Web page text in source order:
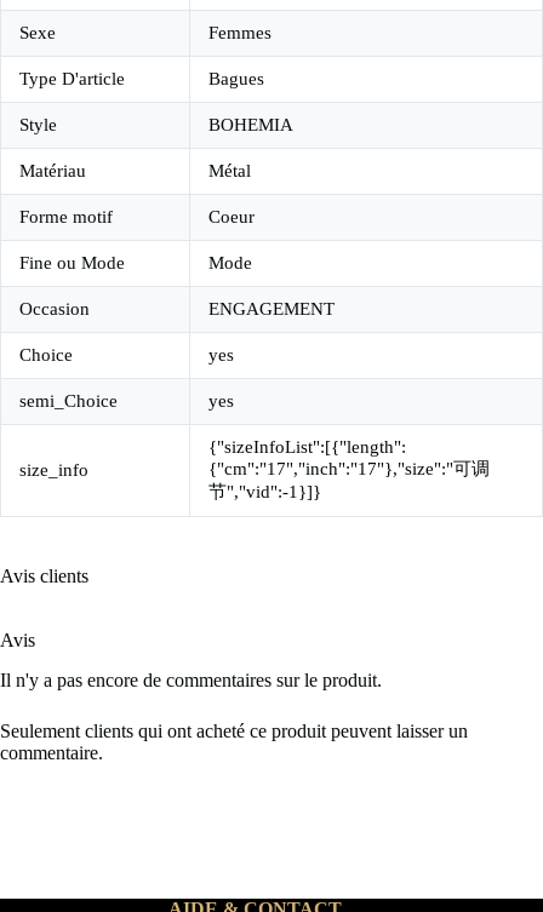
Sexe Femmes
Type D'article Bagues
Style BOHEMIA
Matériau Métal
Forme motif Coeur
Fine ou Mode Mode
Occasion ENGAGEMENT
Choice yes
semi_Choice yes
size_info
{"sizeInfoList":[{"length":
{"cm":"17","inch":"17"},"size":"可调
节","vid":-1}]}
Avis clients
Avis
Il n'y a pas encore de commentaires sur le produit.
Seulement clients qui ont acheté ce produit peuvent laisser un
commentaire.